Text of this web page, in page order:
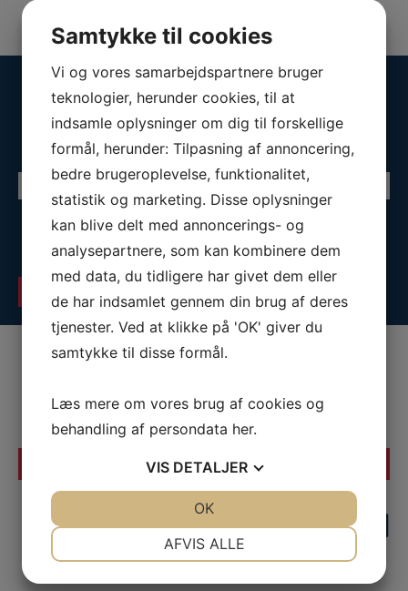
Hold dig opdateret med
nyheder
Tilmeld dig vores nyhedsbrev og få tilsendt mails om
investering
Ja, jeg accepterer Assures privatlivspolitik, og at jeg bliver tilmeldt
DET SIGER VORES KUNDER OGSÅ
Samtykke til cookies
Vi og vores samarbejdspartnere bruger
teknologier, herunder cookies, til at
indsamle oplysninger om dig til forskellige
formål, herunder: Tilpasning af annoncering,
bedre brugeroplevelse, funktionalitet,
statistik og marketing. Disse oplysninger
kan blive delt med annoncerings- og
analysepartnere, som kan kombinere dem
med data, du tidligere har givet dem eller
de har indsamlet gennem din brug af deres
tjenester. Ved at klikke på 'OK' giver du
samtykke til disse formål.
Læs mere om vores brug af cookies og
behandling af persondata her.
VIS DETALJER
AFVIS ALLE
OK